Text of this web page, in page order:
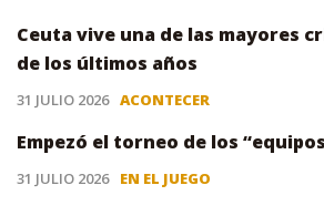
Ceuta vive una de las mayores
de los últimos años
31 JULIO 2026 ACONTECER
Empezó el torneo de los
31 JULIO 2026 EN EL JUEGO